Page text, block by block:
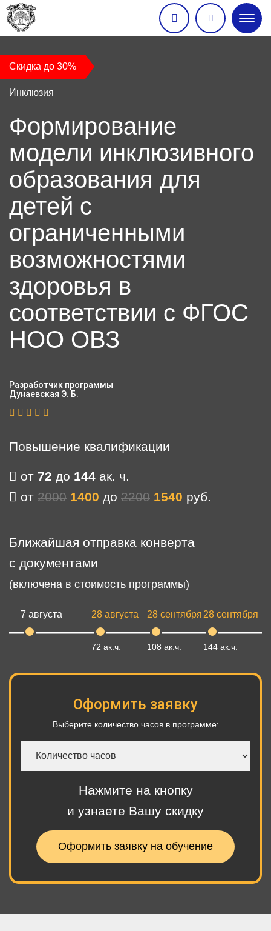
меню
Скидка до 30%
Инклюзия
Формирование
модели инклюзивного
образования для
детей с
ограниченными
возможностями
здоровья в
соответствии с ФГОС
НОО ОВЗ
Разработчик программы
Дунаевская Э. Б.
Повышение квалификации
от 72 до 144 ак. ч.
от 2000 1400 до 2200 1540 руб.
Ближайшая отправка конверта
с документами
(включена в стоимость программы)
7 августа 28 августа
72 ак.ч.
28 сентября
108 ак.ч.
28 сентября
144 ак.ч.
Оформить заявку
Выберите количество часов в программе:
Нажмите на кнопку
и узнаете Вашу скидку
Оформить заявку на обучение